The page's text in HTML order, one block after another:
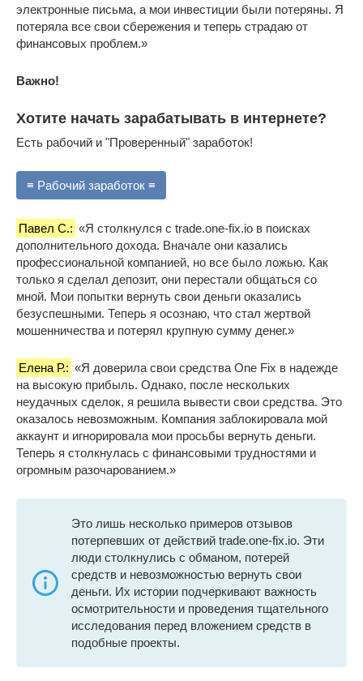
электронные письма, а мои инвестиции были потеряны. Я
потеряла все свои сбережения и теперь страдаю от
финансовых проблем.»
Важно!
Хотите начать зарабатывать в интернете?
Есть рабочий и "Проверенный" заработок!
≡ Рабочий заработок ≡
Павел С.: «Я столкнулся с trade.one-fix.io в поисках
дополнительного дохода. Вначале они казались
профессиональной компанией, но все было ложью. Как
только я сделал депозит, они перестали общаться со
мной. Мои попытки вернуть свои деньги оказались
безуспешными. Теперь я осознаю, что стал жертвой
мошенничества и потерял крупную сумму денег.»
Елена Р.: «Я доверила свои средства One Fix в надежде
на высокую прибыль. Однако, после нескольких
неудачных сделок, я решила вывести свои средства. Это
оказалось невозможным. Компания заблокировала мой
аккаунт и игнорировала мои просьбы вернуть деньги.
Теперь я столкнулась с финансовыми трудностями и
огромным разочарованием.»
Это лишь несколько примеров отзывов
потерпевших от действий trade.one-fix.io. Эти
люди столкнулись с обманом, потерей
средств и невозможностью вернуть свои
деньги. Их истории подчеркивают важность
осмотрительности и проведения тщательного
исследования перед вложением средств в
подобные проекты.